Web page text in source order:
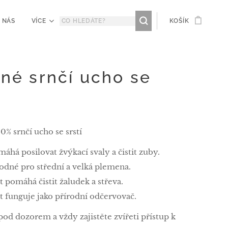
NÁS VÍCE KOŠÍK
srnčí ucho se
srnčí ucho se srstí
posilovat žvýkací svaly a čistit zuby.
pro střední a velká plemena.
pomáhá čistit žaludek a střeva.
funguje jako přírodní odčervovač.
dozorem a vždy zajistěte zvířeti přístup k